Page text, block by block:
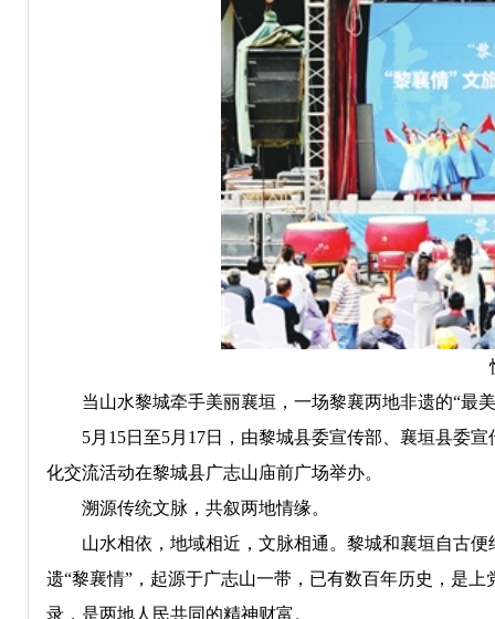
当山水黎城牵手美丽襄垣，一场黎襄两地非遗的“最美
5月15日至5月17日，由黎城县委宣传部、襄垣县委宣
化交流活动在黎城县广志山庙前广场举办。
溯源传统文脉，共叙两地情缘。
山水相依，地域相近，文脉相通。黎城和襄垣自古便
遗“黎襄情”，起源于广志山一带，已有数百年历史，是
录，是两地人民共同的精神财富。